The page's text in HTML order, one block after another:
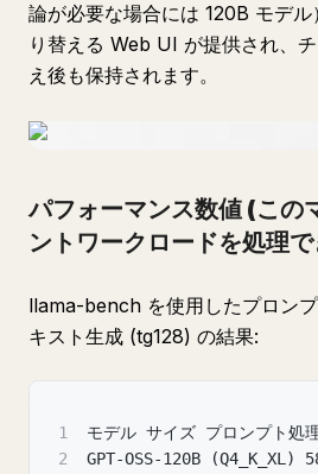
論が必要な場合には 120B モデ
り替える Web UI が提供され、
え後も保持されます。
パフォーマンス数値 (この
ントワークロードを処理
llama-bench を使用したプロン
キスト生成 (tg128) の結果:
1
モデル サイズ プロンプト
2
GPT-OSS-120B